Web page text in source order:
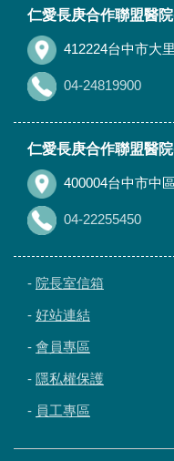
仁愛長庚合作聯盟醫
412224台中市大
04-24819900
仁愛長庚合作聯盟醫
400004台中市中
04-22255450
- 院長室信箱
- 好站連結
- 會員專區
- 隱私權保護
- 員工專區